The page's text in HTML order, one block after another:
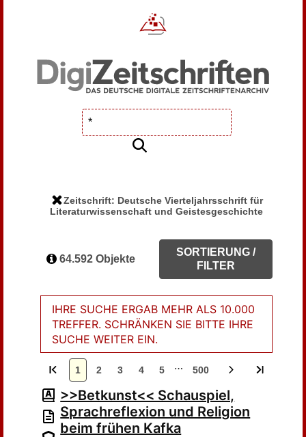
Zeitschrift: Deutsche Vierteljahrsschrift für
Literaturwissenschaft und Geistesgeschichte
64.592 Objekte
SORTIERUNG /
FILTER
IHRE SUCHE ERGAB MEHR ALS 10.000
TREFFER. SCHRÄNKEN SIE BITTE IHRE
SUCHE WEITER EIN.
1 2 3 4 5 … 500
>>Betkunst<< Schauspiel,
Sprachreflexion und Religion
beim frühen Kafka